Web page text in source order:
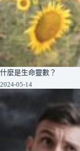
什麼是生命靈數？
2024-05-14